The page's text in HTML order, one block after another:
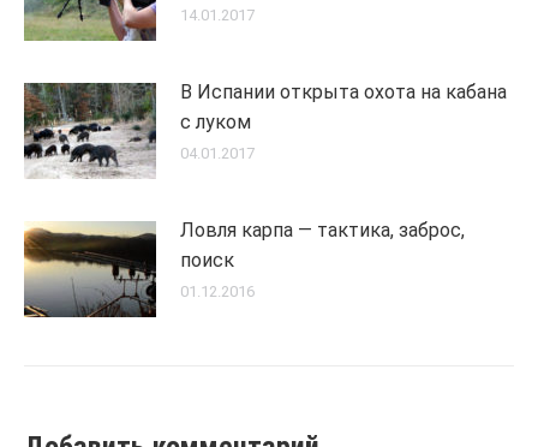
14.01.2017
В Испании открыта охота на кабана
с луком
04.01.2017
Ловля карпа — тактика, заброс,
поиск
01.12.2016